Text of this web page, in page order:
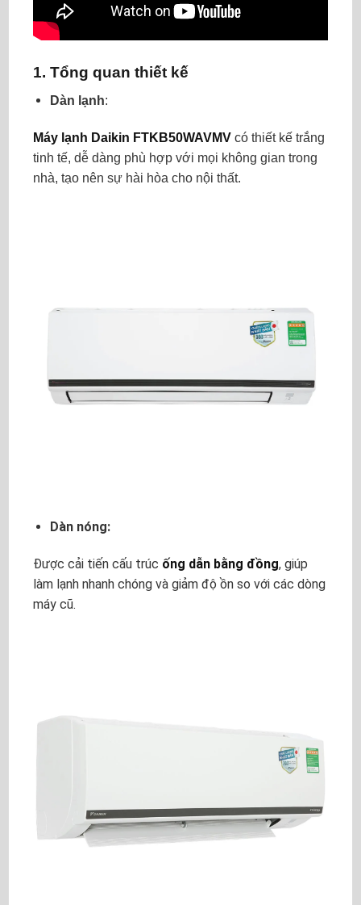
1. Tổng quan thiết kế
Dàn lạnh:
Máy lạnh Daikin FTKB50WAVMV có thiết kế trắng
tinh tế, dễ dàng phù hợp với mọi không gian trong
nhà, tạo nên sự hài hòa cho nội thất.
Dàn nóng:
Được cải tiến cấu trúc ống dẫn bằng đồng, giúp
làm lạnh nhanh chóng và giảm độ ồn so với các dòng
máy cũ.